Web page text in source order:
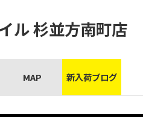
ル杉並方南町店
MAP 新入荷ブログ